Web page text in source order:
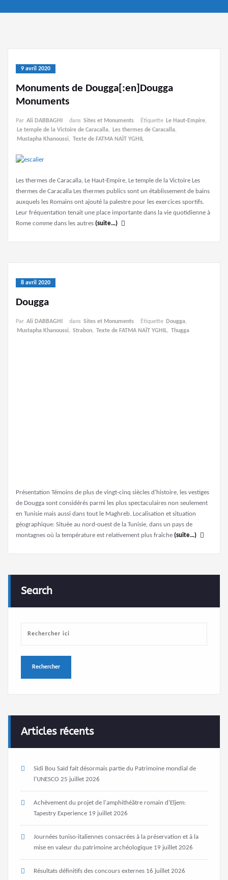
9 avril 2020
Monuments de Dougga[:en]Dougga
Monuments
Par Ali DABBAGHI dans Sites et Monuments Étiquette Le Haut-Empire,
Le temple de la Victoire de Caracalla, Les thermes de Caracalla,
Mustapha Khanoussi, Texte de FATMA NAÏT YGHIL
Les thermes de Caracalla, Le Haut-Empire, Le temple de la Victoire Les
thermes de Caracalla Les thermes publics sont un établissement de bains
auxquels les Romains ont ajouté la palestre pour les exercices sportifs.
Leur fréquentation tenait une place importante dans la vie quotidienne à
Rome comme dans les autres (suite…)
8 avril 2020
Dougga
Par Ali DABBAGHI dans Sites et Monuments Étiquette Dougga,
Mustapha Khanoussi, Strabon, Texte de FATMA NAÏT YGHIL, Thugga
Présentation Témoins de plus de vingt-cinq siècles d’histoire, les vestiges
de Dougga sont considérés parmi les plus spectaculaires non seulement
en Tunisie mais aussi dans tout le Maghreb. Localisation et situation
géographique: Située au nord-ouest de la Tunisie, dans un pays de
montagnes où la température est relativement plus fraîche (suite…)
Search
Articles récents
Sidi Bou Saïd fait désormais partie du Patrimoine mondial de
l’UNESCO 25 juillet 2026
Achèvement du projet de l'amphithéâtre romain d'Eljem:
Tapestry Experience 19 juillet 2026
Journées tuniso-italiennes consacrées à la préservation et à la
mise en valeur du patrimoine archéologique 19 juillet 2026
Résultats définitifs des concours externes 16 juillet 2026